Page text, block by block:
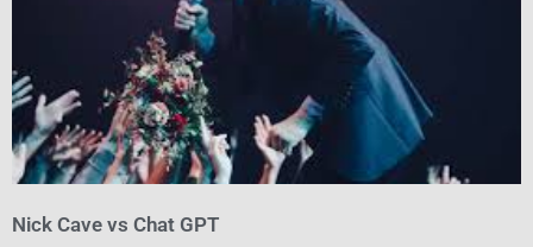
Nick Cave vs Chat GPT